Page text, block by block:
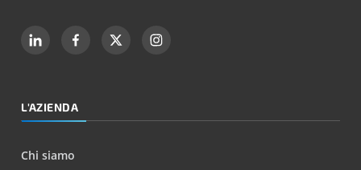
L'AZIENDA
Chi siamo